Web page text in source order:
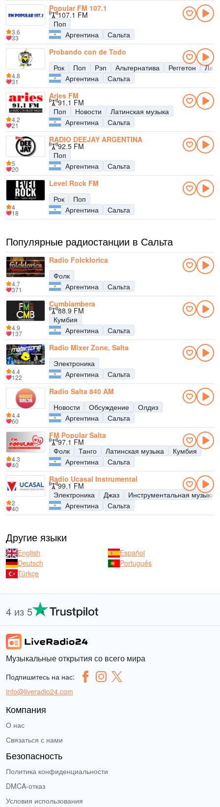
Popular FM 107.1
107.1 FM
Поп
Аргентина
Сальта
3.6
33
Probando con de Todo
Рок
Поп Рэп Альтернатива Реггетон
Аргентина
Сальта
4.8
31
Aries FM
91.1 FM
Поп
Новости
Латинская музыка
Аргентина
Сальта
4.2
21
RADIO DEEJAY ARGENTINA
92.5 FM
Поп
Аргентина
Сальта
5
20
Level Rock FM
Рок
Поп
Аргентина
Сальта
4
18
Популярные радиостанции в Сальта
Radio Folcklorica
Фолк
Аргентина
Сальта
4.7
371
Cumbiambera
88.9 FM
Кумбия
Аргентина
Сальта
4.9
137
Radio Mixer Zone, Salta
Электроника
Аргентина
Сальта
4.4
122
Radio Salta 840 AM
Новости
Обсуждение
Олдиз
Аргентина
Сальта
4.4
60
FM Popular Salta
97.1 FM
Фолк
Танго Латинская музыка
Кумбия
Аргентина
Сальта
4.3
40
Radio Ucasal Instrumental
99.1 FM
Электроника
Джаз
Инструментальная музыка
Аргентина
Сальта
2
40
Другие языки
English
Español
Deutsch
Português
Türkçe
4 из 5
Музыкальные открытия со всего мира
Подпишитесь на нас:
info@liveradio24.com
Компания
О нас
Связаться с нами
Безопасность
Политика конфиденциальности
DMCA-отказ
Условия использования